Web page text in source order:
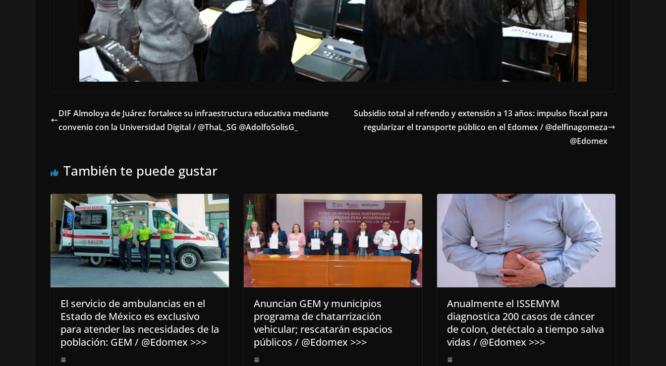
DIF Almoloya de Juárez fortalece su infraestructura educativa mediante
convenio con la Universidad Digital / @ThaL_SG @AdolfoSolisG_
Subsidio total al refrendo y extensión a 13 años: impulso fiscal para
regularizar el transporte público en el Edomex / @delfinagomeza
@Edomex
También te puede gustar
El servicio de ambulancias en el
Estado de México es exclusivo
para atender las necesidades de la
población: GEM / @Edomex >>>
Anuncian GEM y municipios
programa de chatarrización
vehicular; rescatarán espacios
públicos / @Edomex >>>
Anualmente el ISSEMYM
diagnostica 200 casos de cáncer
de colon, detéctalo a tiempo salva
vidas / @Edomex >>>